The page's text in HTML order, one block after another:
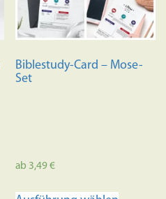
Biblestudy-Card – Mose-
Set
ab 3,49€